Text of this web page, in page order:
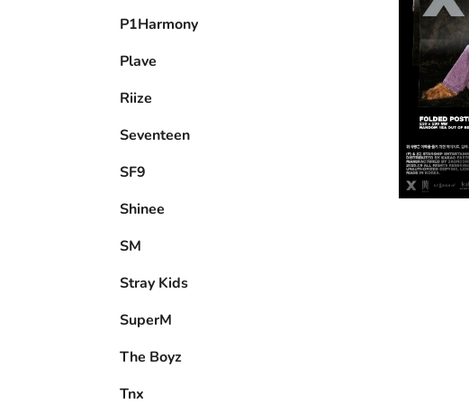
P1Harmony
Plave
Riize
Seventeen
SF9
Shinee
SM
Stray Kids
SuperM
The Boyz
Tnx